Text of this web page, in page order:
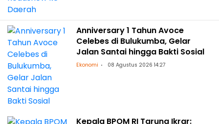
Anniversary 1 Tahun Avoce
Celebes di Bulukumba, Gelar
Jalan Santai hingga Bakti Sosial
Ekonomi 08 Agustus 2026 14:27
Kepala BPOM RI Taruna Ikrar: